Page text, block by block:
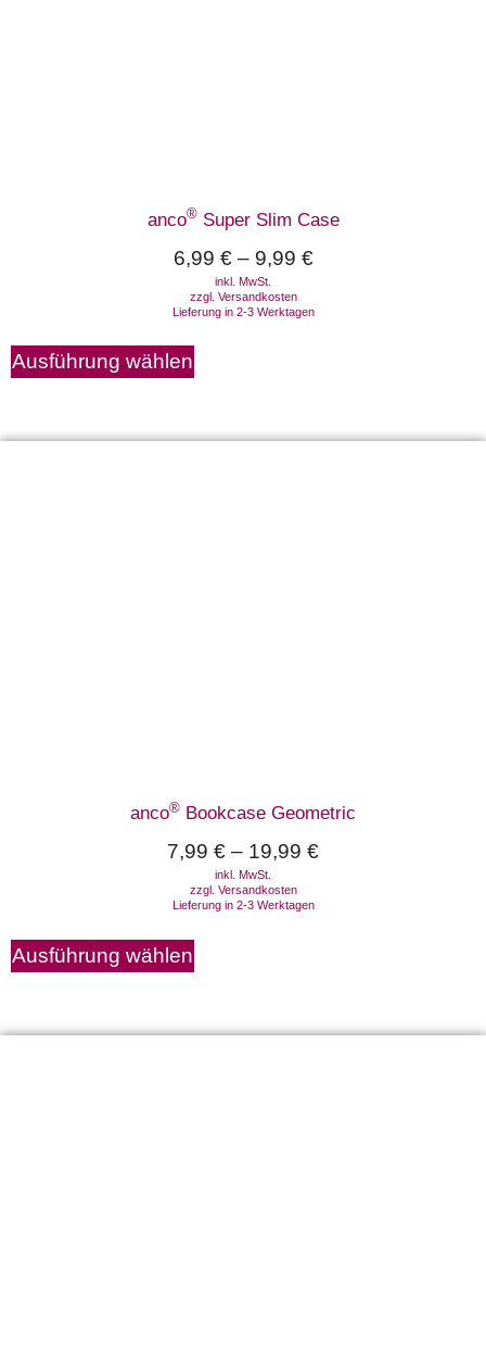
anco®Super Slim Case
6,99 €– 9,99 €
inkl. MwSt.
zzgl. Versandkosten
Lieferung in 2-3 Werktagen
Ausführung wählen
anco® Bookcase Geometric
7,99 € – 19,99 €
inkl. MwSt.
zzgl. Versandkosten
Lieferung in 2-3 Werktagen
Ausführung wählen